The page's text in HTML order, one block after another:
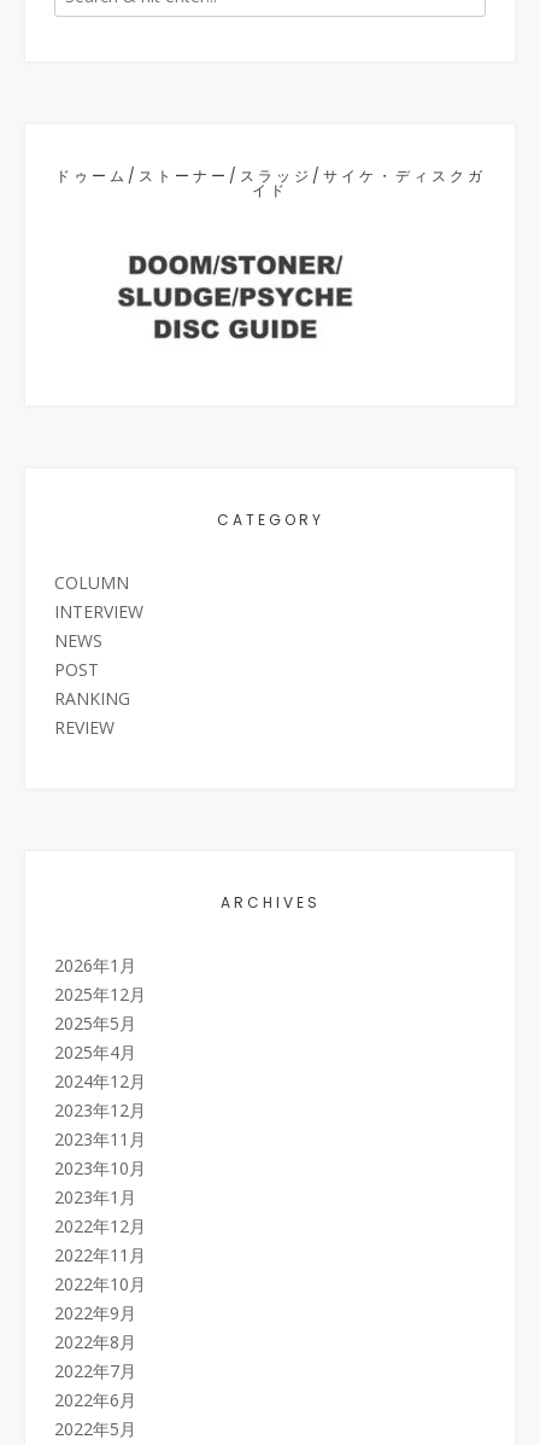
ドゥーム/ストーナー/スラッジ/サイケ・ディスクガ
イド
CATEGORY
COLUMN
INTERVIEW
NEWS
POST
RANKING
REVIEW
ARCHIVES
2026年1月
2025年12月
2025年5月
2025年4月
2024年12月
2023年12月
2023年11月
2023年10月
2023年1月
2022年12月
2022年11月
2022年10月
2022年9月
2022年8月
2022年7月
2022年6月
2022年5月